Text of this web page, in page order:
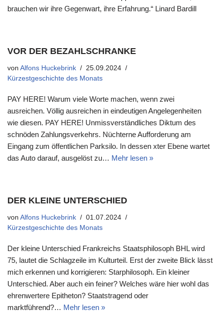
brauchen wir ihre Gegenwart, ihre Erfahrung.“ Linard Bardill
VOR DER BEZAHLSCHRANKE
von Alfons Huckebrink
25.09.2024
Kürzestgeschichte des Monats
PAY HERE! Warum viele Worte machen, wenn zwei
ausreichen. Völlig ausreichen in eindeutigen Angelegenheiten
wie diesen. PAY HERE! Unmissverständliches Diktum des
schnöden Zahlungsverkehrs. Nüchterne Aufforderung am
Eingang zum öffentlichen Parksilo. In dessen xter Ebene wartet
das Auto darauf, ausgelöst zu… Mehr lesen »
DER KLEINE UNTERSCHIED
von Alfons Huckebrink
01.07.2024
Kürzestgeschichte des Monats
Der kleine Unterschied Frankreichs Staatsphilosoph BHL wird
75, lautet die Schlagzeile im Kulturteil. Erst der zweite Blick lässt
mich erkennen und korrigieren: Starphilosoph. Ein kleiner
Unterschied. Aber auch ein feiner? Welches wäre hier wohl das
ehrenwertere Epitheton? Staatstragend oder
marktführend?… Mehr lesen »